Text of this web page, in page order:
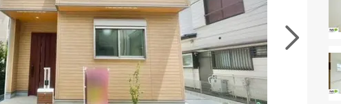
室内･現地を見学する 無料
特徴の似た物件を見る